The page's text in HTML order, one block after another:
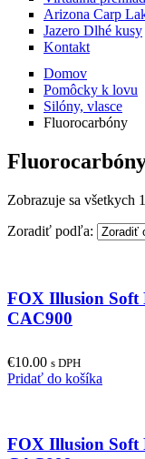
Arizona Carp
Jazero Dlhé kusy
Kontakt
Domov
Pomôcky k lovu
Silóny, vlasce
Fluorocarbóny
Zobrazuje sa všetkych
Zoradiť podľa:
FOX Illusion Soft
CAC900
€10.00 s DPH
Pridať do košíka
FOX Illusion Soft